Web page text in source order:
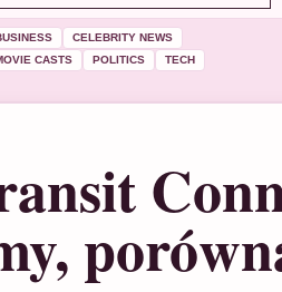
CELEBRITY NEWS
CASTS POLITICS
TECH